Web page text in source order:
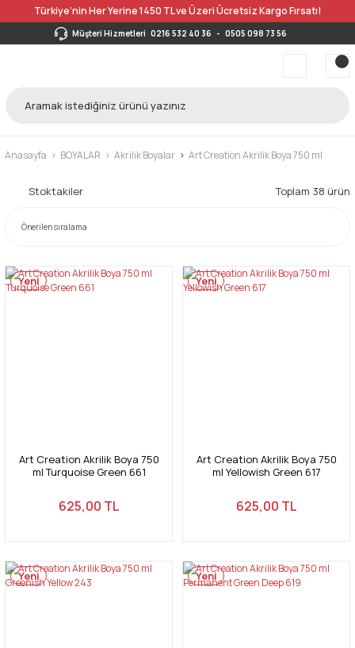
Türkiye’nin Her Yerine 1450 TL ve Üzeri Ücretsiz Kargo Fırsatı!
Müşteri Hizmetleri 0216 532 40 36 - 0505 098 73 56
Anasayfa BOYALAR Akrilik Boyalar Art Creation Akrilik Boya 750 ml
Stoktakiler Toplam 38 ürün
Yeni
Art Creation Akrilik Boya 750
ml Turquoise Green 661
625,00 TL
Yeni
Art Creation Akrilik Boya 750
ml Yellowish Green 617
625,00 TL
Yeni Yeni